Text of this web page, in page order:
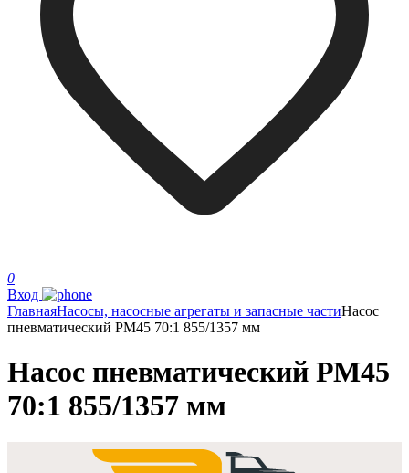
0
Вход
ГлавнаяНасосы, насосные агрегаты и запасные частиНасос
пневматический РМ45 70:1 855/1357 мм
Насос пневматический РМ45
70:1 855/1357 мм